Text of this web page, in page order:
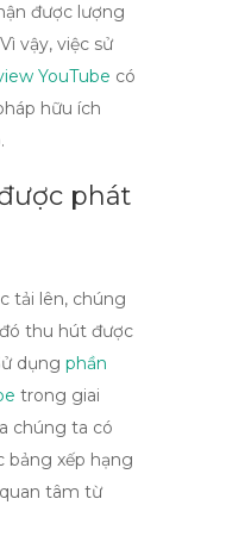
được lượng
vậy, việc sử
YouTube có
hữu ích
phát
tải lên, chúng
thu hút được
dụng phần
trong giai
chúng ta có
bảng xếp hạng
tâm từ